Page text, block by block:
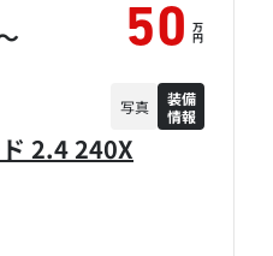
2.4 240X
50 万
円
写真
装備
情報